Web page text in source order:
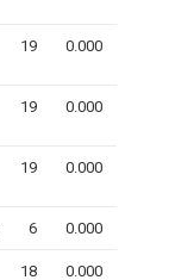
19 0.000
19 0.000
19 0.000
6 0.000
18 0.000